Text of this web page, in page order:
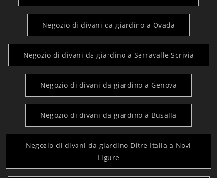
Negozio di divani da giardino a Ovada
Negozio di divani da giardino a Serravalle Scrivia
Negozio di divani da giardino a Genova
Negozio di divani da giardino a Busalla
Negozio di divani da giardino Ditre Italia a Novi
Ligure